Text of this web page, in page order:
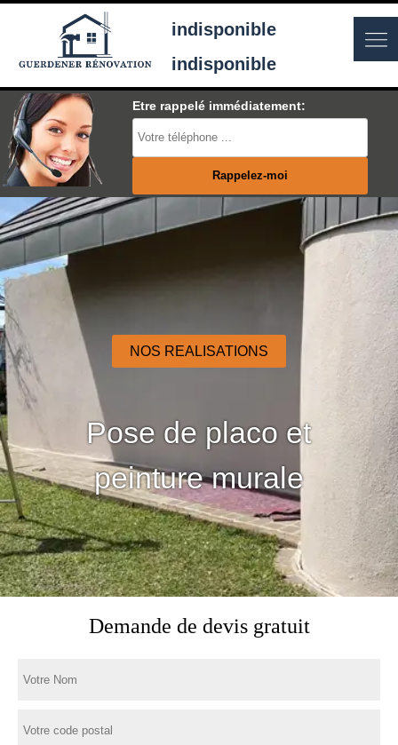
indisponible
indisponible
Etre rappelé immédiatement:
NOS REALISATIONS
Pose de placo et
peinture murale
Demande de devis gratuit